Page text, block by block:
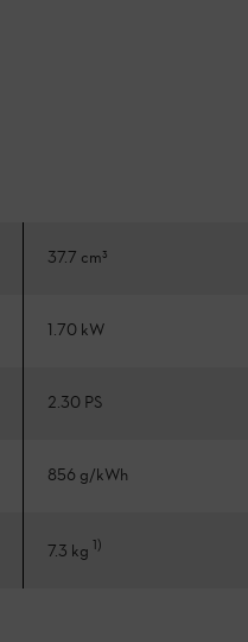
37.7 cm³
1.70 kW
2.30 PS
856 g/kWh
7.3 kg 1)